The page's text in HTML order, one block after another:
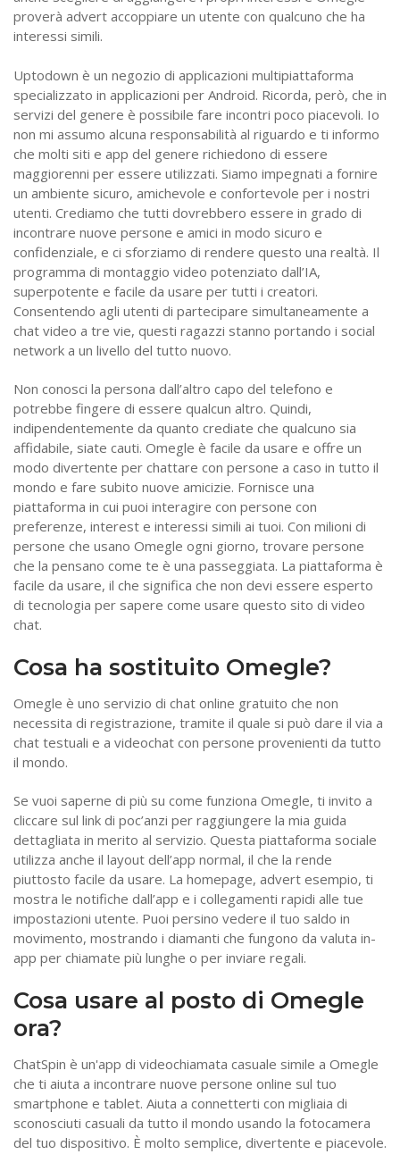
proverà advert accoppiare un utente con qualcuno che ha
interessi simili.
Uptodown è un negozio di applicazioni multipiattaforma
specializzato in applicazioni per Android. Ricorda, però, che in
servizi del genere è possibile fare incontri poco piacevoli. Io
non mi assumo alcuna responsabilità al riguardo e ti informo
che molti siti e app del genere richiedono di essere
maggiorenni per essere utilizzati. Siamo impegnati a fornire
un ambiente sicuro, amichevole e confortevole per i nostri
utenti. Crediamo che tutti dovrebbero essere in grado di
incontrare nuove persone e amici in modo sicuro e
confidenziale, e ci sforziamo di rendere questo una realtà. Il
programma di montaggio video potenziato dall’IA,
superpotente e facile da usare per tutti i creatori.
Consentendo agli utenti di partecipare simultaneamente a
chat video a tre vie, questi ragazzi stanno portando i social
network a un livello del tutto nuovo.
Non conosci la persona dall’altro capo del telefono e
potrebbe fingere di essere qualcun altro. Quindi,
indipendentemente da quanto crediate che qualcuno sia
affidabile, siate cauti. Omegle è facile da usare e offre un
modo divertente per chattare con persone a caso in tutto il
mondo e fare subito nuove amicizie. Fornisce una
piattaforma in cui puoi interagire con persone con
preferenze, interest e interessi simili ai tuoi. Con milioni di
persone che usano Omegle ogni giorno, trovare persone
che la pensano come te è una passeggiata. La piattaforma è
facile da usare, il che significa che non devi essere esperto
di tecnologia per sapere come usare questo sito di video
chat.
Cosa ha sostituito Omegle?
Omegle è uno servizio di chat online gratuito che non
necessita di registrazione, tramite il quale si può dare il via a
chat testuali e a videochat con persone provenienti da tutto
il mondo.
Se vuoi saperne di più su come funziona Omegle, ti invito a
cliccare sul link di poc’anzi per raggiungere la mia guida
dettagliata in merito al servizio. Questa piattaforma sociale
utilizza anche il layout dell’app normal, il che la rende
piuttosto facile da usare. La homepage, advert esempio, ti
mostra le notifiche dall’app e i collegamenti rapidi alle tue
impostazioni utente. Puoi persino vedere il tuo saldo in
movimento, mostrando i diamanti che fungono da valuta in-
app per chiamate più lunghe o per inviare regali.
Cosa usare al posto di Omegle
ora?
ChatSpin è un'app di videochiamata casuale simile a Omegle
che ti aiuta a incontrare nuove persone online sul tuo
smartphone e tablet. Aiuta a connetterti con migliaia di
sconosciuti casuali da tutto il mondo usando la fotocamera
del tuo dispositivo. È molto semplice, divertente e piacevole.